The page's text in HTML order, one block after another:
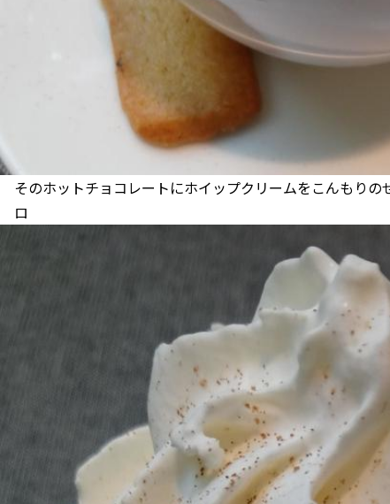
そのホットチョコレートにホイップクリームをこんもりの
ロ